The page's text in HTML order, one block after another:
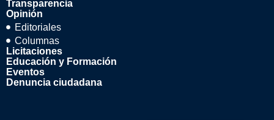
Transparencia
Opinión
Editoriales
Columnas
Licitaciones
Educación y Formación
Eventos
Denuncia ciudadana